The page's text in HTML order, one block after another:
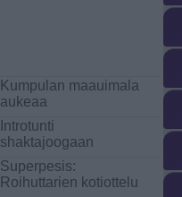
Kumpulan maauimala
aukeaa
Introtunti
shaktajoogaan
Superpesis:
Roihuttarien kotiottelu